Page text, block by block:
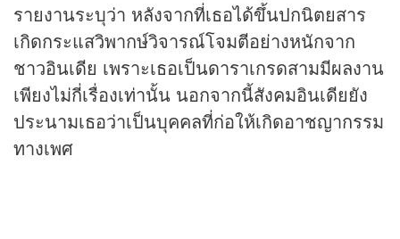
รายงานระบุว่า หลังจากที่เธอได้ขึ้นปกนิตยสาร
เกิดกระแสวิพากษ์วิจารณ์โจมตีอย่างหนักจาก
ชาวอินเดีย เพราะเธอเป็นดาราเกรดสามมีผลงาน
เพียงไม่กี่เรื่องเท่านั้น นอกจากนี้สังคมอินเดียยัง
ประนามเธอว่าเป็นบุคคลที่ก่อให้เกิดอาชญากรรม
ทางเพศ